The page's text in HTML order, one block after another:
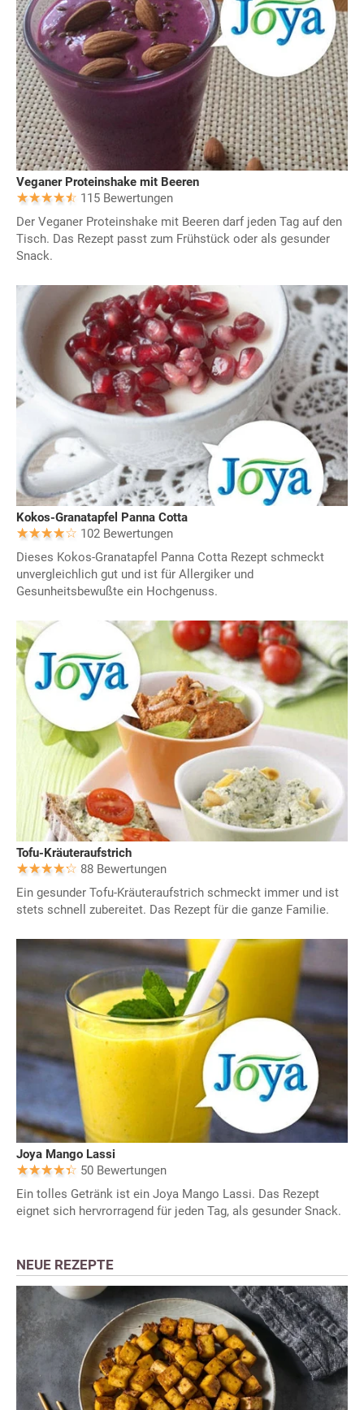
Veganer Proteinshake mit Beeren
115 Bewertungen
Der Veganer Proteinshake mit Beeren darf jeden Tag auf den
Tisch. Das Rezept passt zum Frühstück oder als gesunder
Snack.
Kokos-Granatapfel Panna Cotta
102 Bewertungen
Dieses Kokos-Granatapfel Panna Cotta Rezept schmeckt
unvergleichlich gut und ist für Allergiker und
Gesunheitsbewußte ein Hochgenuss.
Tofu-Kräuteraufstrich
88 Bewertungen
Ein gesunder Tofu-Kräuteraufstrich schmeckt immer und ist
stets schnell zubereitet. Das Rezept für die ganze Familie.
Joya Mango Lassi
50 Bewertungen
Ein tolles Getränk ist ein Joya Mango Lassi. Das Rezept
eignet sich hervrorragend für jeden Tag, als gesunder Snack.
NEUE REZEPTE